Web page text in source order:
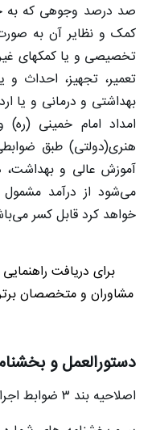
صد درصد وجوهی که به
کمک و نظایر آن به
تخصیصی و یا کمکهای
تعمیر، تجهیز، احداث و
بهداشتی و درمانی و یا
امداد امام خمینی
هنری(‌دولتی) طبق
آموزش عالی و بهداشت،
می‌شود از درآمد
خواهد کرد قابل کسر
مشاوران و متخصصان
دستورالعمل و
اصلاحیه بند ۳ ضوابط